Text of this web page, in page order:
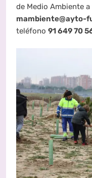
de Medio Ambiente
mambiente@ayto-
teléfono 91 649 70